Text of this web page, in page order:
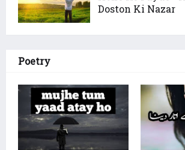
Doston Ki Nazar
Poetry